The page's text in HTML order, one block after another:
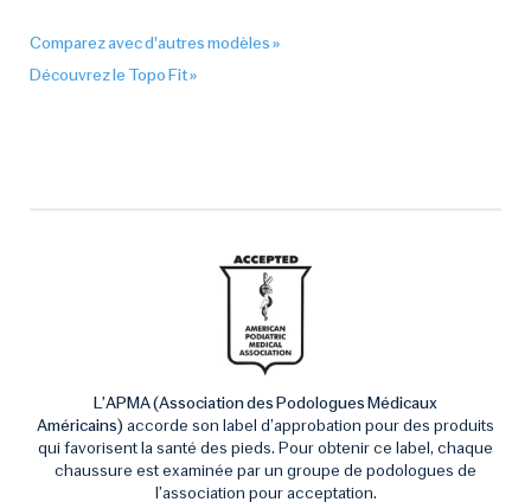
Comparez avec d'autres modèles »
Découvrez le Topo Fit »
L’APMA (Association des Podologues Médicaux
Américains) accorde son label d’approbation pour des produits
qui favorisent la santé des pieds. Pour obtenir ce label, chaque
chaussure est examinée par un groupe de podologues de
l’association pour acceptation.